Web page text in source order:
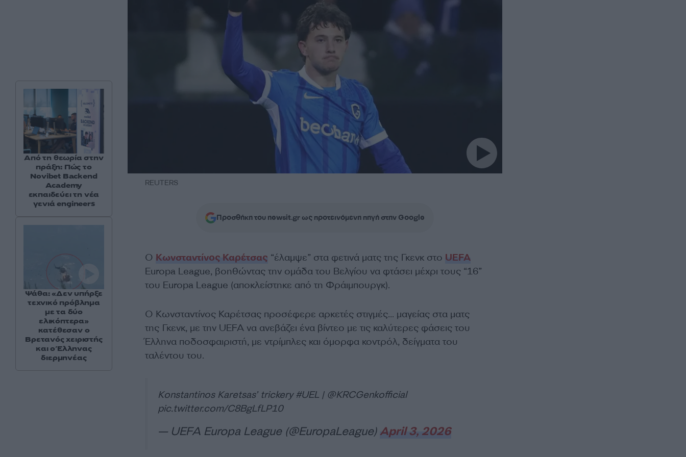
REUTERS
Προσθήκη του newsit.gr ως προτεινόμενη πηγή στην Google
Ο Κωνσταντίνος Καρέτσας “έλαμψε” στα φετινά ματς της Γκενκ στο UEFA
Europa League, βοηθώντας την ομάδα του Βελγίου να φτάσει μέχρι τους “16”
του Europa League (αποκλείστηκε από τη Φράιμπουργκ).
Ο Κωνσταντίνος Καρέτσας προσέφερε αρκετές στιγμές… μαγείας στα ματς
της Γκενκ, με την UEFA να ανεβάζει ένα βίντεο με τις καλύτερες φάσεις του
Έλληνα ποδοσφαιριστή, με ντρίμπλες και όμορφα κοντρόλ, δείγματα του
ταλέντου του.
Konstantinos Karetsas’ trickery #UEL| @KRCGenkofficial
pic.twitter.com/C8BgLfLP10
— UEFA Europa League (@EuropaLeague)April 3, 2026
Από τη θεωρία στην
πράξη: Πώς το
Novibet Backend
Academy
εκπαιδεύει τη νέα
γενιά engineers
Ψάθα: «Δεν υπήρξε
τεχνικό πρόβλημα
με τα δύο
ελικόπτερα»
κατέθεσαν ο
Βρετανός χειριστής
και ο Έλληνας
διερμηνέας